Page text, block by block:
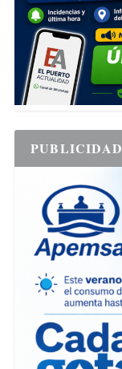
PUBLICIDAD